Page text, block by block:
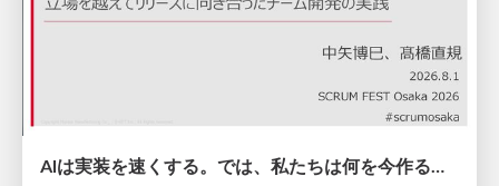
AIは実装を速くする。では、私たちは何を今作るべきか？－立場を越えてリリースに向き合ったチーム開発の実践 / 20260801 Hiromi Nakaya and Naoki Takahashi